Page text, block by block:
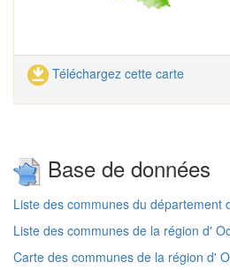
Téléchargez cette carte
Base de données
Liste des communes du département
Liste des communes de la région d'
Carte des communes de la région d'